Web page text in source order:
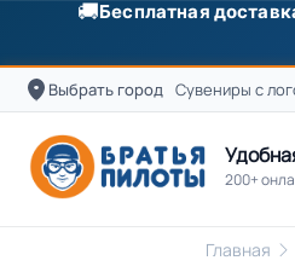
Выбрать город Сувениры с
200+
Главная